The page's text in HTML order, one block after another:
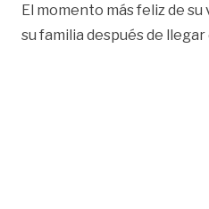
El momento más feliz de
su familia después de llegar